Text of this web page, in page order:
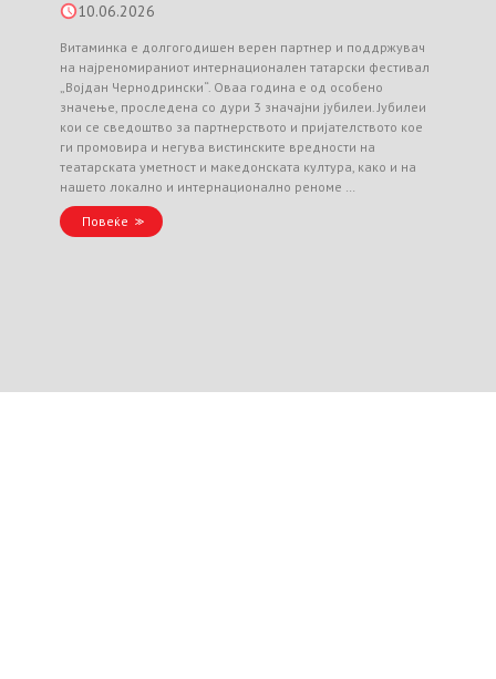
10.06.2026
Витаминка е долгогодишен верен партнер и поддржувач
на најреномираниот интернационален татарски фестивал
„Војдан Чернодрински“. Оваа година е од особено
значење, проследена со дури 3 значајни јубилеи. Јубилеи
кои се сведоштво за партнерството и пријателството кое
ги промовира и негува вистинските вредности на
театарската уметност и македонската култура, како и на
нашето локално и интернационално реноме …
Повеќе